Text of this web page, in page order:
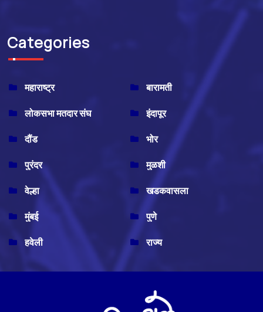
Categories
महाराष्ट्र
बारामती
लोकसभा मतदार संघ
इंदापूर
दौंड
भोर
पुरंदर
मुळशी
वेल्हा
खडकवासला
मुंबई
पुणे
हवेली
राज्य